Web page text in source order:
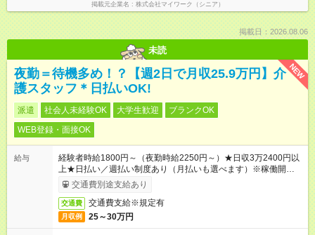
掲載元企業名 株式会社マイワーク（シニア）
掲載日：2026.08.06
未読
NEW
夜勤＝待機多め！？【週2日で月収25.9万円】介
護スタッフ＊日払いOK!
派遣 社会人未経験OK 大学生歓迎
ブランクOK
WEB登録・面接OK
給与
経験者時給1800円～（夜勤時給2250円～）★日収3万2400円以
上★日払い／週払い制度あり（月払いも選べます）※稼働開始時
は手続き完了次第のお支払いとなります。
交通費別途支給あり
交通費 交通費支給※規定有
月収例 25～30万円